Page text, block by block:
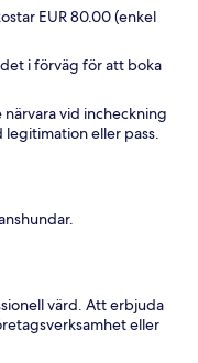
EUR 80.00 (enkel
i förväg för att boka
närvara vid incheckning
eller pass.
värd. Att erbjuda
eller